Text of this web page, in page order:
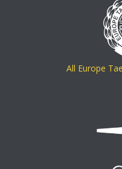
All Europe